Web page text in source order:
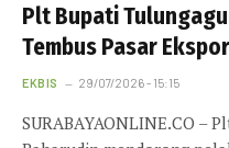
Plt Bupati
Tembus Pasar
EKBIS 29/07/2026 - 15:15
SURABAYAONLINE.CO –